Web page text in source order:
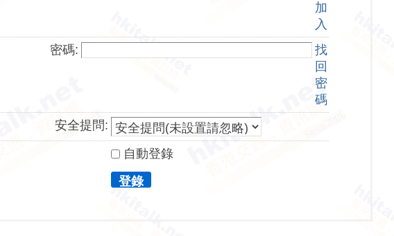
加
入
密碼:
找
回
密
碼
安全提問:
自動登錄
登錄